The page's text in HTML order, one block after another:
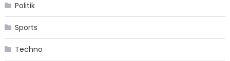
Politik
Sports
Techno